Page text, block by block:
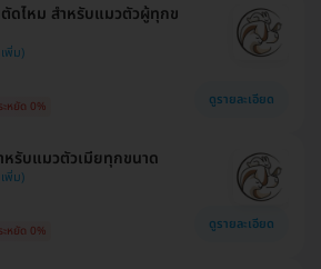
ดไหม สำหรับแมวตัวผู้ทุกข
ะหยัด 0% ดูรายละเอียด
รับแมวตัวเมียทุกขนาด
ะหยัด 0% ดูรายละเอียด